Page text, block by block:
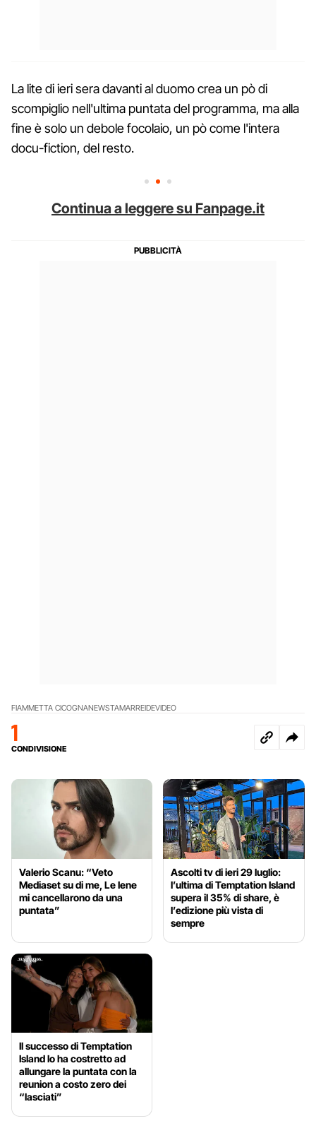
La lite di ieri sera davanti al duomo crea un pò di
scompiglio nell'ultima puntata del programma, ma alla
fine è solo un debole focolaio, un pò come l'intera
docu-fiction, del resto.
Continua a leggere su Fanpage.it
FIAMMETTA CICOGNANEWSTAMARREIDEVIDEO
1
CONDIVISIONE
Valerio Scanu: “Veto
Mediaset su di me, Le Iene
mi cancellarono da una
puntata”
Ascolti tv di ieri 29 luglio:
l’ultima di Temptation Island
supera il 35% di share, è
l’edizione più vista di
sempre
Il successo di Temptation
Island lo ha costretto ad
allungare la puntata con la
reunion a costo zero dei
“lasciati”